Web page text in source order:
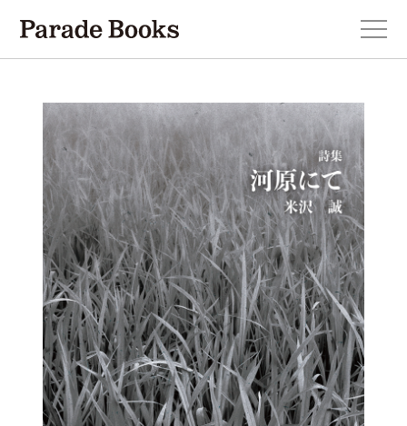
本を探す
新刊・近刊のお知らせ
おすすめ！この一冊。
小説
エッセイ・詩・ノンフィクション
趣味・カルチャー